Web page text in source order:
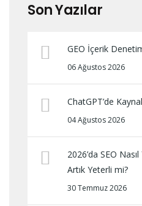
Son Yazılar
GEO İçerik
06 Ağustos 2026
ChatGPT’de
04 Ağustos 2026
2026’da SEO
Artık Yeterli mi?
30 Temmuz 2026